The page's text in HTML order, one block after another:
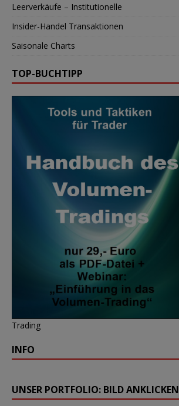
Leerverkäufe – Institutionelle
Insider-Handel Transaktionen
Saisonale Charts
TOP-BUCHTIPP
Trading
INFO
UNSER PORTFOLIO: BILD ANKLICKEN